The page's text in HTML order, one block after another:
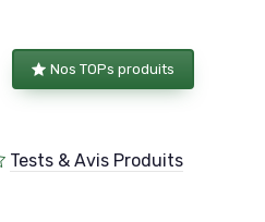
Nos TOPs produits
Tests & Avis Produits